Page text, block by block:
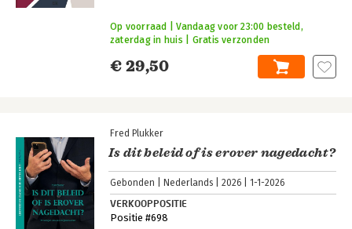
€ 29,50
Op voorraad | Vandaag voor 23:00 besteld,
zaterdag in huis | Gratis verzonden
Fred Plukker
Is dit beleid of is erover nagedacht?
Gebonden Nederlands 2026 1-1-2026
VERKOOPPOSITIE
Positie #698